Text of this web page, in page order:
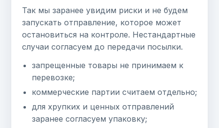
Так мы заранее увидим риски и не будем
запускать отправление, которое может
остановиться на контроле. Нестандартные
случаи согласуем до передачи посылки.
запрещенные товары не принимаем к
перевозке;
коммерческие партии считаем отдельно;
для хрупких и ценных отправлений
заранее согласуем упаковку;